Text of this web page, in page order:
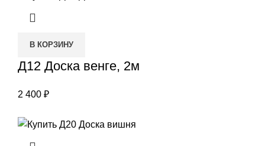
В КОРЗИНУ
Д12 Доска венге, 2м
2 400 ₽